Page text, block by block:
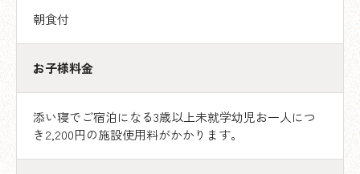
朝食付
お子様料金
添い寝でご宿泊になる3歳以上未就学幼児お一人につ
き2,200円の施設使用料がかかります。